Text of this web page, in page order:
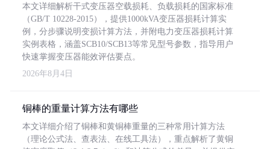
本文详细解析干式变压器空载损耗、负载损耗的国家标准
（GB/T 10228-2015），提供1000kVA变压器损耗计算实
例，分步骤说明变损计算方法，并附电力变压器损耗计算
实例表格，涵盖SCB10/SCB13等常见型号参数，指导用户
快速掌握变压器能效评估要点。
2026年8月4日
铜棒的重量计算方法有哪些
本文详细介绍了铜棒和黄铜棒重量的三种常用计算方法
（理论公式法、查表法、在线工具法），重点解析了黄铜